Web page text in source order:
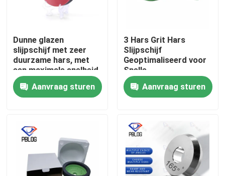
Producten
Over ons
Dunne glazen
slijpschijf met zeer
duurzame hars, met
een maximale snelheid
van minder dan 2800
RPM, geoptimaliseerd
voor stabiliteit en
Aanvraag sturen
3 Hars Grit Hars
Slijpschijf
Geoptimaliseerd voor
Snelle
Materiaalverwijdering
en Gladde
Oppervlakteafwerking
Aanvraag sturen